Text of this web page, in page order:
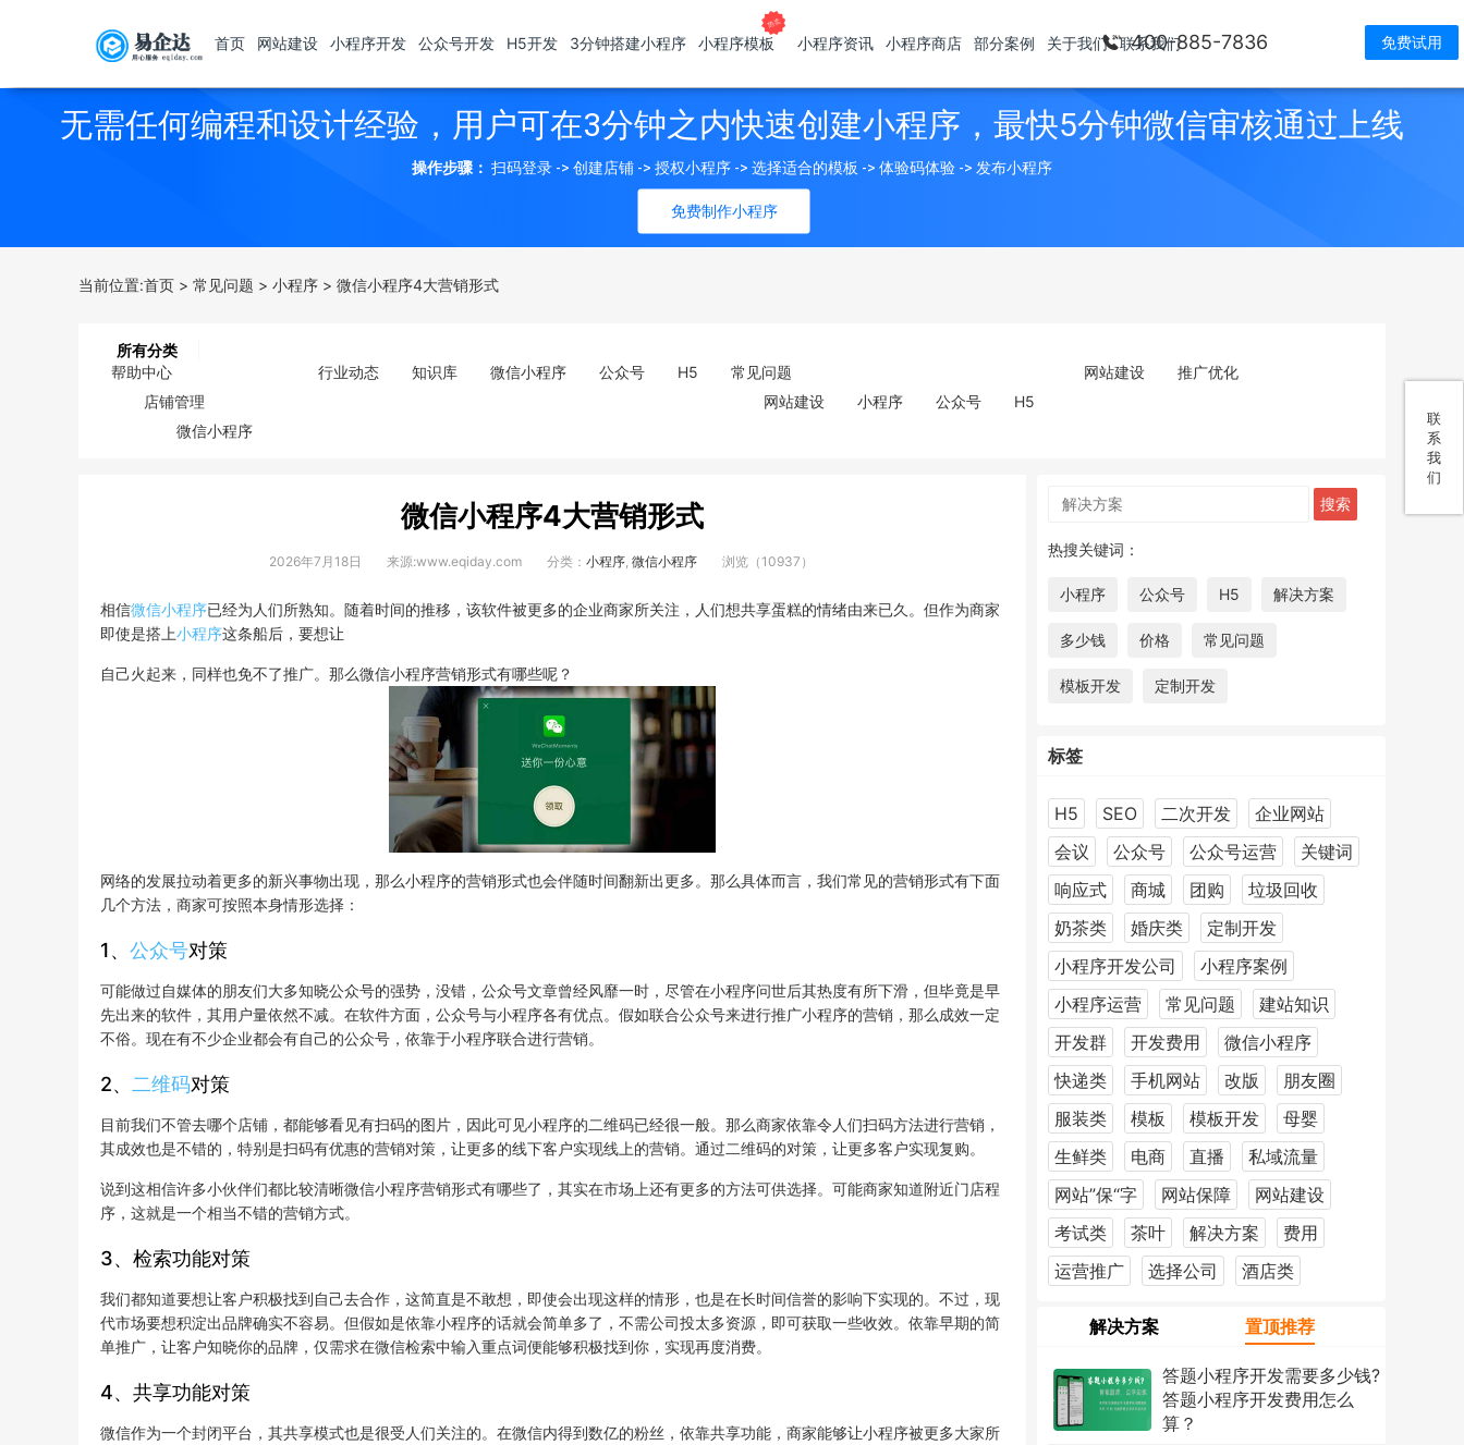
400-885-7836 免费试用
首页 网站建设 小程序开发 公众号开发 H5开发 3分钟搭建小程序 小程序模板 小程序资讯 小程序商店 部分案例 关于我们 联系我们
联
系
我
们
无需任何编程和设计经验，用户可在3分钟之内快速创建小程序，最快5分钟微信审核通过上线
免费制作小程序
操作步骤： 扫码登录 -> 创建店铺 -> 授权小程序 -> 选择适合的模板 -> 体验码体验 -> 发布小程序
当前位置:首页 > 常见问题 > 小程序 > 微信小程序4大营销形式
所有分类
帮助中心
店铺管理
微信小程序
行业动态 知识库 微信小程序 公众号 H5
常见问题
网站建设
小程序 公众号 H5
网站建设 推广优化
微信小程序4大营销形式
2026年7月18日 来源:www.eqiday.com 分类： 小程序 微信小程序 浏览（10937）
相信微信小程序已经为人们所熟知。随着时间的推移，该软件被更多的企业商家所关注，人们想共享蛋糕的情绪由来已久。但作为商家
即使是搭上小程序这条船后，要想让
自己火起来，同样也免不了推广。那么微信小程序营销形式有哪些呢？
网络的发展拉动着更多的新兴事物出现，那么小程序的营销形式也会伴随时间翻新出更多。那么具体而言，我们常见的营销形式有下面
几个方法，商家可按照本身情形选择：
1、 公众号对策
可能做过自媒体的朋友们大多知晓公众号的强势，没错，公众号文章曾经风靡一时，尽管在小程序问世后其热度有所下滑，但毕竟是早
先出来的软件，其用户量依然不减。在软件方面，公众号与小程序各有优点。假如联合公众号来进行推广小程序的营销，那么成效一定
不俗。现在有不少企业都会有自己的公众号，依靠于小程序联合进行营销。
2、 二维码对策
目前我们不管去哪个店铺，都能够看见有扫码的图片，因此可见小程序的二维码已经很一般。那么商家依靠令人们扫码方法进行营销，
其成效也是不错的，特别是扫码有优惠的营销对策，让更多的线下客户实现线上的营销。通过二维码的对策，让更多客户实现复购。
说到这相信许多小伙伴们都比较清晰微信小程序营销形式有哪些了，其实在市场上还有更多的方法可供选择。可能商家知道附近门店程
序，这就是一个相当不错的营销方式。
3、检索功能对策
我们都知道要想让客户积极找到自己去合作，这简直是不敢想，即使会出现这样的情形，也是在长时间信誉的影响下实现的。不过，现
代市场要想积淀出品牌确实不容易。但假如是依靠小程序的话就会简单多了，不需公司投太多资源，即可获取一些收效。依靠早期的简
单推广，让客户知晓你的品牌，仅需求在微信检索中输入重点词便能够积极找到你，实现再度消费。
4、共享功能对策
微信作为一个封闭平台，其共享模式也是很受人们关注的。在微信内得到数亿的粉丝，依靠共享功能，商家能够让小程序被更多大家所
热搜关键词：
小程序 公众号 H5 解决方案
多少钱 价格 常见问题
模板开发 定制开发
标签
H5 SEO 二次开发
企业网站
会议
公众号 公众号运营
关键词
响应式
商城 团购
垃圾回收
奶茶类
婚庆类
定制开发
小程序开发公司
小程序案例
小程序运营
常见问题
建站知识
开发群
开发费用
微信小程序
快递类
手机网站 改版
朋友圈
服装类
模板 模板开发
母婴
生鲜类
电商 直播
私域流量
网站”保“字
网站保障
网站建设
考试类
茶叶 解决方案
费用
运营推广
选择公司 酒店类
解决方案 置顶推荐
答题小程序开发需要多少钱?
答题小程序开发费用怎么
算？